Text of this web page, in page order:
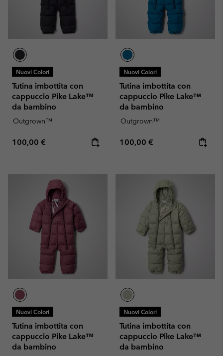
Nuovi Colori
Tutina imbottita con
cappuccio Pike Lake™
da bambino
Outgrown™
Regular price:
100,00 €
Nuovi Colori
Tutina imbottita con
cappuccio Pike Lake™
da bambino
Outgrown™
Regular price:
100,00 €
Nuovi Colori
Tutina imbottita con
cappuccio Pike Lake™
da bambino
Nuovi Colori
Tutina imbottita con
cappuccio Pike Lake™
da bambino